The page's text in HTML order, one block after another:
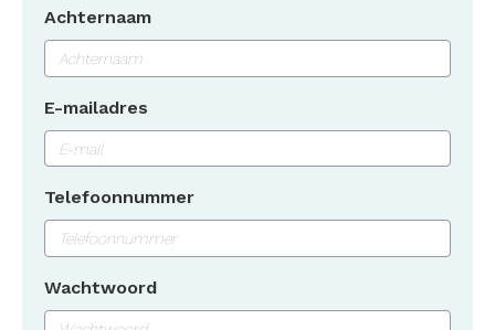
Achternaam
E-mailadres
Telefoonnummer
Wachtwoord